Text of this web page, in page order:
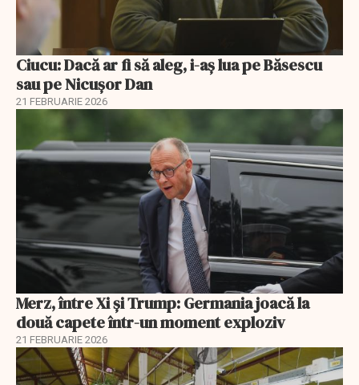
Ciucu: Dacă ar fi să aleg, i-aș lua pe Băsescu
sau pe Nicușor Dan
21 FEBRUARIE 2026
Merz, între Xi și Trump: Germania joacă la
două capete într-un moment exploziv
21 FEBRUARIE 2026